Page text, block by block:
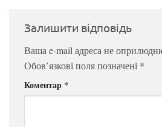
Залишити відповідь
Ваша e-mail адреса не
Обов’язкові поля позначені *
Коментар *